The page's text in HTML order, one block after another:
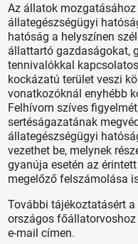
Az állatok
állategészségügyi
hatóság a helyszínen
állattartó gazdaságokat,
tennivalókkal
kockázatú terület veszi
vonatkozóknál enyhébb
Felhívom szíves
sertéságazatának
állategészségügyi
vezethet be, melynek
gyanúja esetén az
megelőző felszámolása
További tájékoztatásért a
országos
e-mail címen.